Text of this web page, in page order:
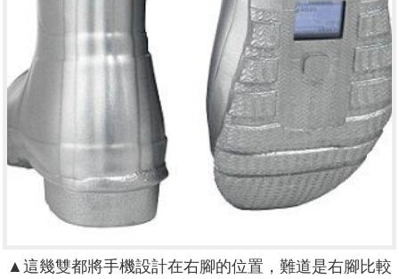
▲這幾雙都將手機設計在右腳的位置，難道是右腳比較